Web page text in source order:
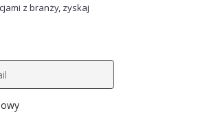
z branży, zyskaj